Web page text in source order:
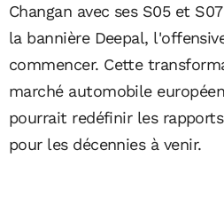
Changan avec ses S05 et
la bannière Deepal,
commencer. Cette
marché automobile
pourrait redéfinir les
pour les décennies à venir.